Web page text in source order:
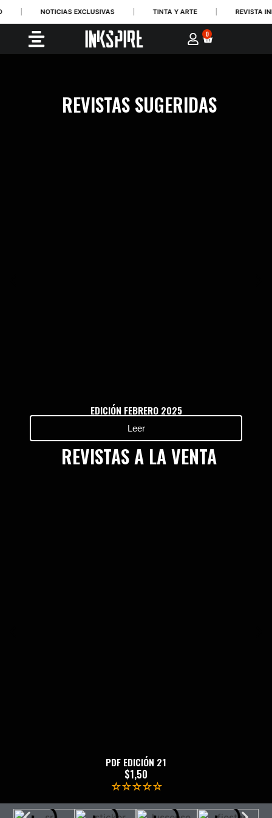
NOTICIAS EXCLUSIVAS TINTA Y ARTE REVISTA
0
REVISTAS SUGERIDAS
EDICIÓN FEBRERO 2025
Leer
REVISTAS A LA VENTA
PDF EDICIÓN 21
$1,50
☆☆☆☆☆